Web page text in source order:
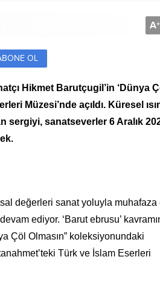
A+
OL
Hikmet Barutçugil’in ‘Dünya
Müzesi’nde açıldı. Küresel
sanatseverler 6 Aralık
değerleri sanat yoluyla muhafaza
ediyor. ‘Barut ebrusu’
Çöl Olmasın” koleksiyonundaki
Türk ve İslam Eserleri